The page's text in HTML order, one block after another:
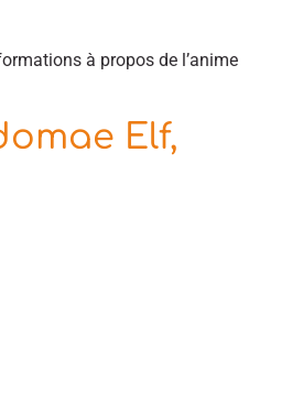
à propos de l’anime
Elf,